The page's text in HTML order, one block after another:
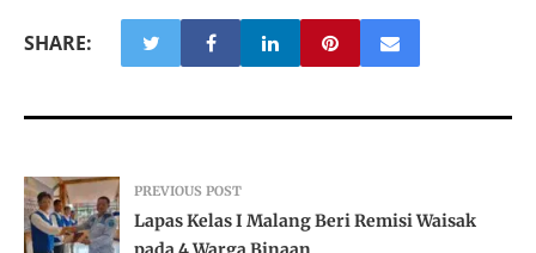
SHARE:
PREVIOUS POST
Lapas Kelas I Malang Beri Remisi Waisak